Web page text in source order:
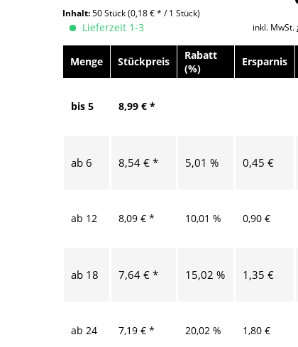
Inhalt:50 Stück(0,18 € * / 1 Stück)
inkl. MwSt.
Lieferzeit 1-3
Menge Stückpreis
Rabatt
(%)
Ersparnis
bis5 8,99 € *
ab6 8,54 € * 5,01 % 0,45 €
ab 12 8,09 € * 10,01 % 0,90 €
ab 18 7,64 € * 15,02 % 1,35 €
ab24 7,19 € * 20,02 % 1,80 €